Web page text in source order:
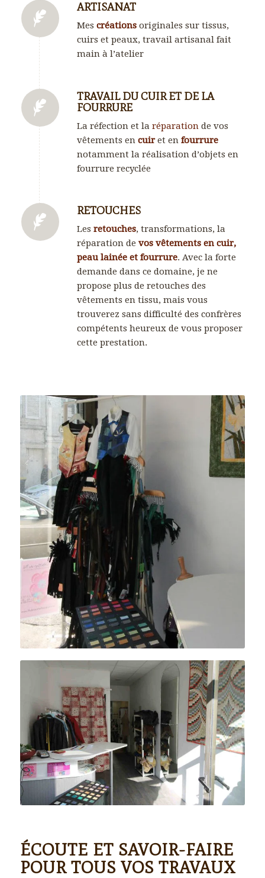
ARTISANAT
Mes créationsoriginales sur tissus,
cuirs et peaux, travail artisanal fait
main à l’atelier
TRAVAIL DU CUIR ET DE LA
FOURRURE
La réfection et la réparation de vos
vêtements en cuiret en fourrure
notamment la réalisation d’objets en
fourrure recyclée
RETOUCHES
Les retouches, transformations, la
réparation de vos vêtements en cuir,
peau lainée et fourrure. Avec la forte
demande dans ce domaine, je ne
propose plus de retouches des
vêtements en tissu, mais vous
trouverez sans difficulté des confrères
compétents heureux de vous proposer
cette prestation.
ÉCOUTE ET SAVOIR-FAIRE
POUR TOUS VOS TRAVAUX